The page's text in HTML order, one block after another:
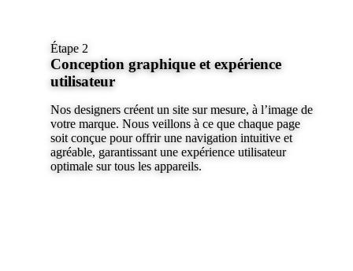
Étape 2
Conception graphique et expérience
utilisateur
Nos designers créent un site sur mesure, à l’image de
votre marque. Nous veillons à ce que chaque page
soit conçue pour offrir une navigation intuitive et
agréable, garantissant une expérience utilisateur
optimale sur tous les appareils.